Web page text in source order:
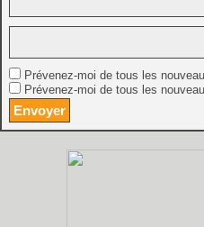
Prévenez-moi de tous les
Prévenez-moi de tous les